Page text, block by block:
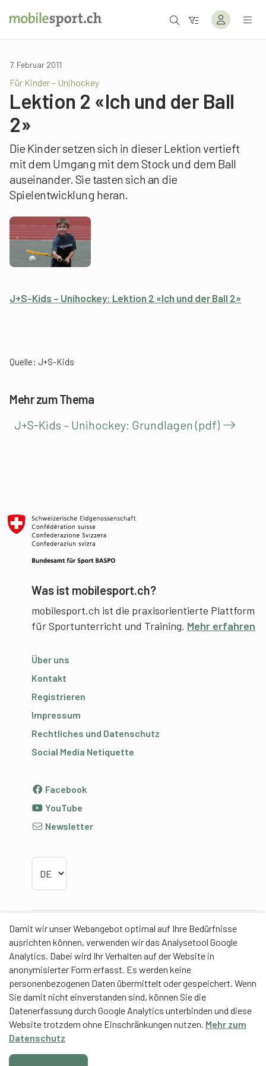
Damit wir unser Webangebot optimal auf Ihre Bedürfnisse
ausrichten können, verwenden wir das Analysetool Google
Analytics. Dabei wird Ihr Verhalten auf der Website in
anonymisierter Form erfasst. Es werden keine
personenbezogenen Daten übermittelt oder gespeichert. Wenn
Sie damit nicht einverstanden sind, können Sie die
Datenerfassung durch Google Analytics unterbinden und diese
Website trotzdem ohne Einschränkungen nutzen. Mehr zum
Datenschutz
7. Februar 2011
Für Kinder – Unihockey
Lektion 2 «Ich und der Ball
2»
Die Kinder setzen sich in dieser Lektion vertieft
mit dem Umgang mit dem Stock und dem Ball
auseinander. Sie tasten sich an die
Spielentwicklung heran.
J+S-Kids – Unihockey: Lektion 2 «Ich und der Ball 2»
Quelle: J+S-Kids
Mehr zum Thema
J+S-Kids – Unihockey: Grundlagen (pdf)
Was ist mobilesport.ch?
mobilesport.ch ist die praxisorientierte Plattform
für Sportunterricht und Training. Mehr erfahren
Über uns
Kontakt
Registrieren
Impressum
Rechtliches und Datenschutz
Social Media Netiquette
Facebook
YouTube
Newsletter
Partner
Contentpartner
Eidgenössische Hochschule für Sport Magglingen
EHSM